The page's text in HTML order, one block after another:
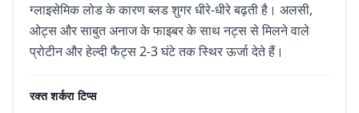
ग्लाइसेमिक लोड के कारण ब्लड शुगर धीरे-धीरे बढ़ती है। अलसी,
ओट्स और साबुत अनाज के फाइबर के साथ नट्स से मिलने वाले
प्रोटीन और हेल्दी फैट्स 2-3 घंटे तक स्थिर ऊर्जा देते हैं।
रक्त शर्करा टिप्स